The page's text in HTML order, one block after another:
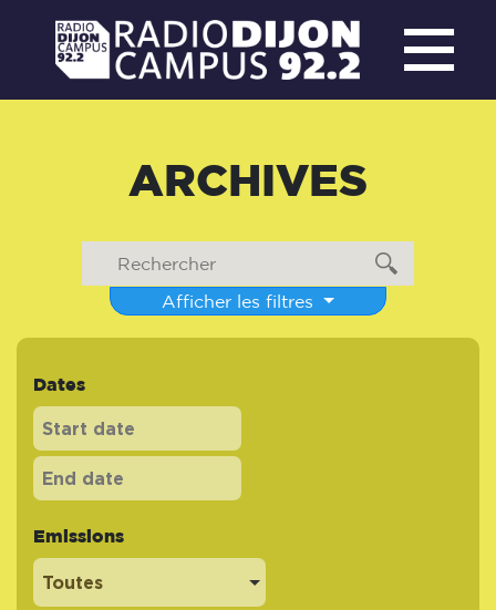
ARCHIVES
Afficher les filtres
Dates
Emissions
Toutes